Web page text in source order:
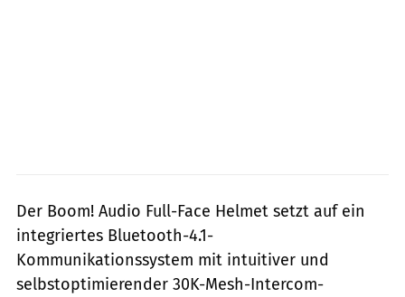
Der Boom! Audio Full-Face Helmet setzt auf ein
integriertes Bluetooth-4.1-
Kommunikationssystem mit intuitiver und
selbstoptimierender 30K-Mesh-Intercom-